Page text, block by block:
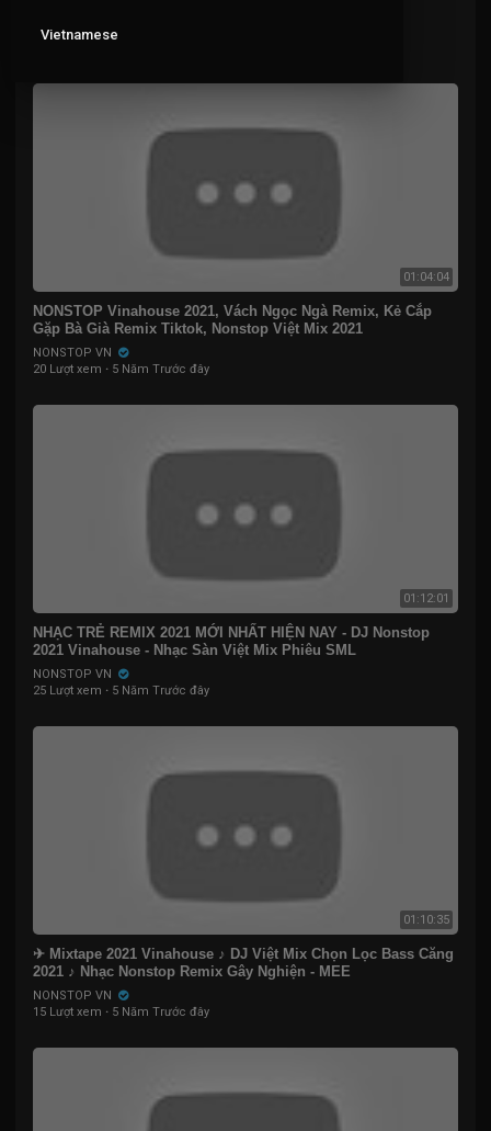
NONSTOP VN
01:04:04
NONSTOP Vinahouse 2021, Vách Ngọc Ngà Remix, Kẻ Cắp
Gặp Bà Già Remix Tiktok, Nonstop Việt Mix 2021
NONSTOP VN
20 Lượt xem · 5 Năm Trước đây
01:12:01
NHẠC TRẺ REMIX 2021 MỚI NHẤT HIỆN NAY - DJ Nonstop
2021 Vinahouse - Nhạc Sàn Việt Mix Phiêu SML
NONSTOP VN
25 Lượt xem · 5 Năm Trước đây
01:10:35
✈ Mixtape 2021 Vinahouse ♪ DJ Việt Mix Chọn Lọc Bass Căng
2021 ♪ Nhạc Nonstop Remix Gây Nghiện - MEE
NONSTOP VN
15 Lượt xem · 5 Năm Trước đây
Vietnamese